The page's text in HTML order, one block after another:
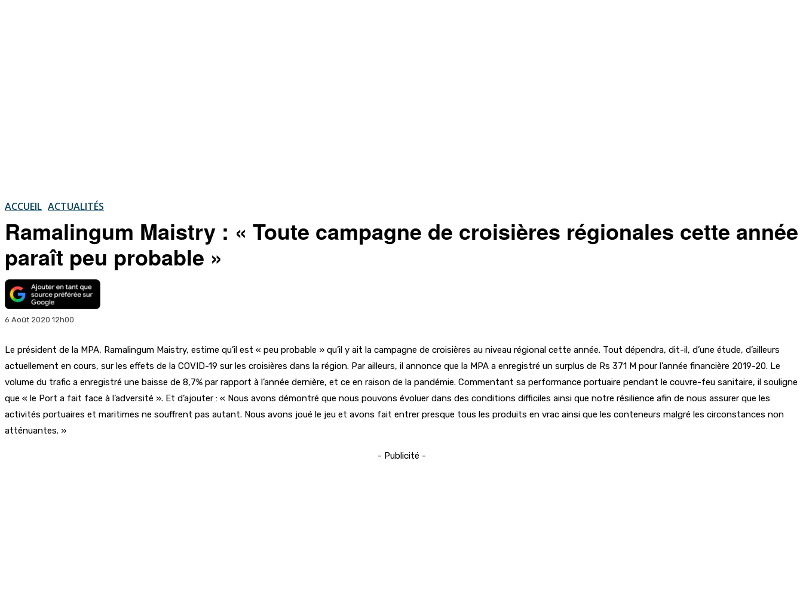
ACCUEIL ACTUALITÉS
Ramalingum Maistry : « Toute campagne de croisières régionales cette année
paraît peu probable »
6 Août 2020 12h00
Le président de la MPA, Ramalingum Maistry, estime qu’il est « peu probable » qu’il y ait la campagne de croisières au niveau régional cette année. Tout dépendra, dit-il, d’une étude, d’ailleurs
actuellement en cours, sur les effets de la COVID-19 sur les croisières dans la région. Par ailleurs, il annonce que la MPA a enregistré un surplus de Rs 371 M pour l’année financière 2019-20. Le
volume du trafic a enregistré une baisse de 8,7% par rapport à l’année dernière, et ce en raison de la pandémie. Commentant sa performance portuaire pendant le couvre-feu sanitaire, il souligne
que « le Port a fait face à l’adversité ». Et d’ajouter : « Nous avons démontré que nous pouvons évoluer dans des conditions difficiles ainsi que notre résilience afin de nous assurer que les
activités portuaires et maritimes ne souffrent pas autant. Nous avons joué le jeu et avons fait entrer presque tous les produits en vrac ainsi que les conteneurs malgré les circonstances non
atténuantes. »
- Publicité -